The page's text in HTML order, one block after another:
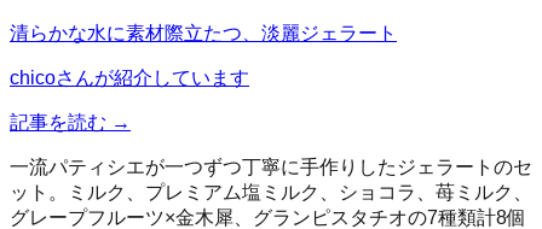
清らかな水に素材際立たつ、淡麗ジェラート
chicoさんが紹介しています
記事を読む →
一流パティシエが一つずつ丁寧に手作りしたジェラートのセ
ット。ミルク、プレミアム塩ミルク、ショコラ、苺ミルク、
グレープフルーツ×金木犀、グランピスタチオの7種類計8個